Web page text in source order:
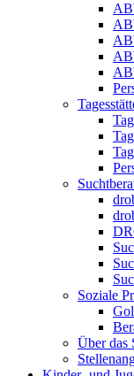
Soziale
Über das